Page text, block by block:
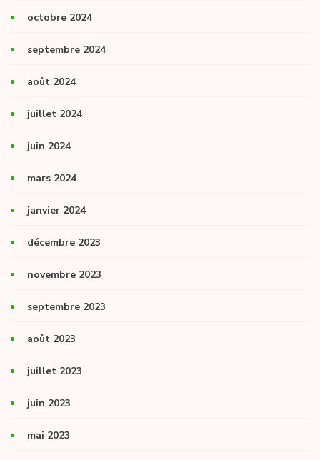
octobre 2024
septembre 2024
août 2024
juillet 2024
juin 2024
mars 2024
janvier 2024
décembre 2023
novembre 2023
septembre 2023
août 2023
juillet 2023
juin 2023
mai 2023